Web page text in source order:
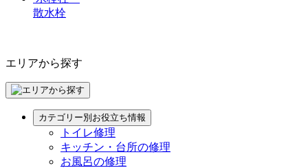
散水栓
エリアから探す
カテゴリー別お役立ち情報
トイレ修理
キッチン・台所の修理
お風呂の修理